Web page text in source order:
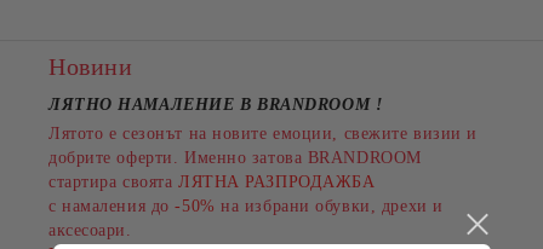
Новини
ЛЯТНО НАМАЛЕНИЕ В BRANDROOM !
Лятото е сезонът на новите емоции, свежите визии и
добрите оферти. Именно затова BRANDROOM
стартира своята ЛЯТНА РАЗПРОДАЖБА
с намаления до -50% на избрани обувки, дрехи и
аксесоари.